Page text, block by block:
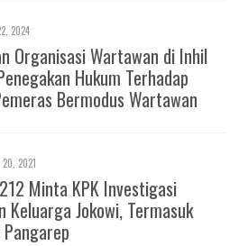
2024
Organisasi Wartawan di Inhil
Hukum Terhadap
Bermodus Wartawan
20, 2021
Minta KPK Investigasi
Keluarga Jokowi, Termasuk